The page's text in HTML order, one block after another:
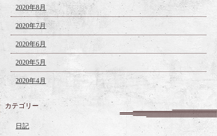
2020年8月
2020年7月
2020年6月
2020年5月
2020年4月
カテゴリー
日記